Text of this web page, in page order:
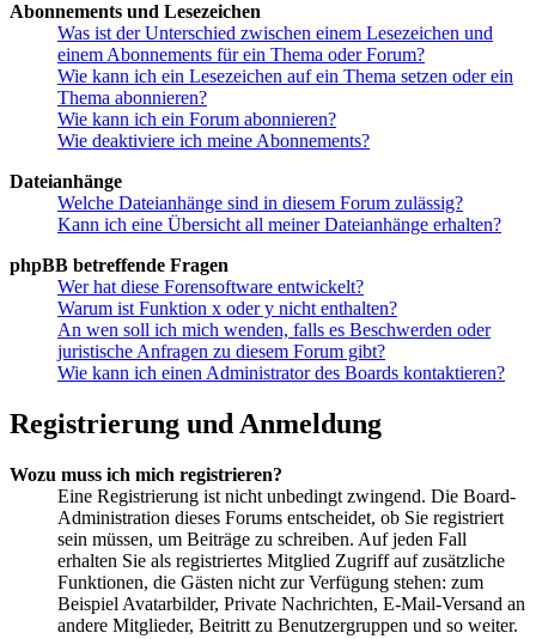
Abonnements und Lesezeichen
Was ist der Unterschied zwischen einem Lesezeichen und
einem Abonnements für ein Thema oder Forum?
Wie kann ich ein Lesezeichen auf ein Thema setzen oder ein
Thema abonnieren?
Wie kann ich ein Forum abonnieren?
Wie deaktiviere ich meine Abonnements?
Dateianhänge
Welche Dateianhänge sind in diesem Forum zulässig?
Kann ich eine Übersicht all meiner Dateianhänge erhalten?
phpBB betreffende Fragen
Wer hat diese Forensoftware entwickelt?
Warum ist Funktion x oder y nicht enthalten?
An wen soll ich mich wenden, falls es Beschwerden oder
juristische Anfragen zu diesem Forum gibt?
Wie kann ich einen Administrator des Boards kontaktieren?
Registrierung und Anmeldung
Wozu muss ich mich registrieren?
Eine Registrierung ist nicht unbedingt zwingend. Die Board-
Administration dieses Forums entscheidet, ob Sie registriert
sein müssen, um Beiträge zu schreiben. Auf jeden Fall
erhalten Sie als registriertes Mitglied Zugriff auf zusätzliche
Funktionen, die Gästen nicht zur Verfügung stehen: zum
Beispiel Avatarbilder, Private Nachrichten, E-Mail-Versand an
andere Mitglieder, Beitritt zu Benutzergruppen und so weiter.